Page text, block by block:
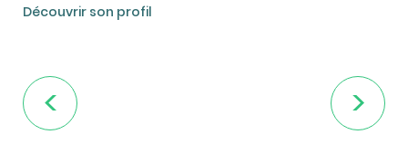
Découvrir son profil